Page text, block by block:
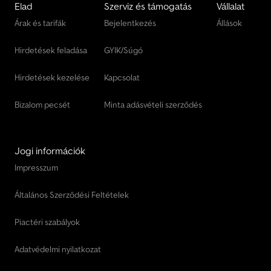
Elad
Árak és tarifák
Hirdetések feladása
Hirdetések kezelése
Bizalom pecsét
Szerviz és támogatás
Bejelentkezés
GYIK/Súgó
Kapcsolat
Minta adásvételi szerződés
Vállalat
Állások
Jogi információk
Impresszum
Általános Szerződési Feltételek
Piactéri szabályok
Adatvédelmi nyilatkozat